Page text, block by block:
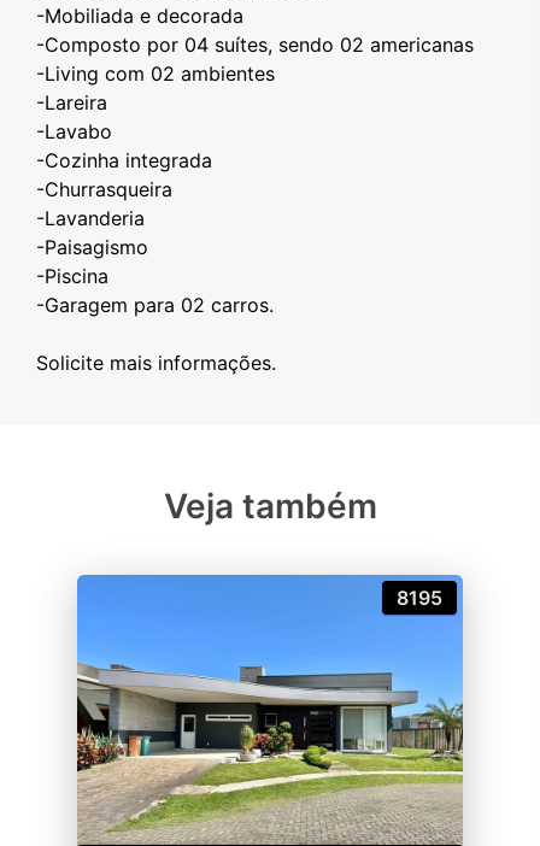
-Mobiliada e decorada
-Composto por 04 suítes, sendo 02 americanas
-Living com 02 ambientes
-Lareira
-Lavabo
-Cozinha integrada
-Churrasqueira
-Lavanderia
-Paisagismo
-Piscina
-Garagem para 02 carros.
Veja também
8195